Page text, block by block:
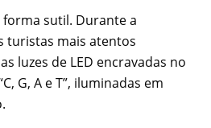
sutil. Durante a
turistas mais atentos
luzes de LED encravadas no
G, A e T”, iluminadas em